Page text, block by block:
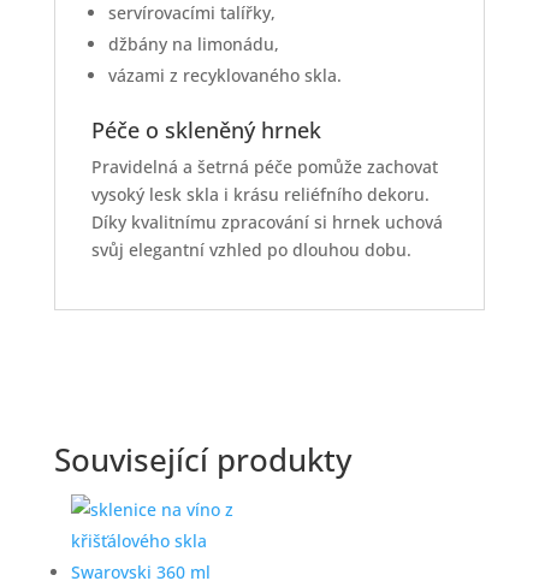
servírovacími talířky,
džbány na limonádu,
vázami z recyklovaného skla.
Péče o skleněný hrnek
Pravidelná a šetrná péče pomůže zachovat
vysoký lesk skla i krásu reliéfního dekoru.
Díky kvalitnímu zpracování si hrnek uchová
svůj elegantní vzhled po dlouhou dobu.
Související produkty